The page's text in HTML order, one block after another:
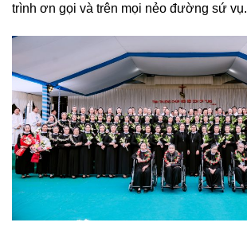
trình ơn gọi và trên mọi nẻo đường sứ vụ.